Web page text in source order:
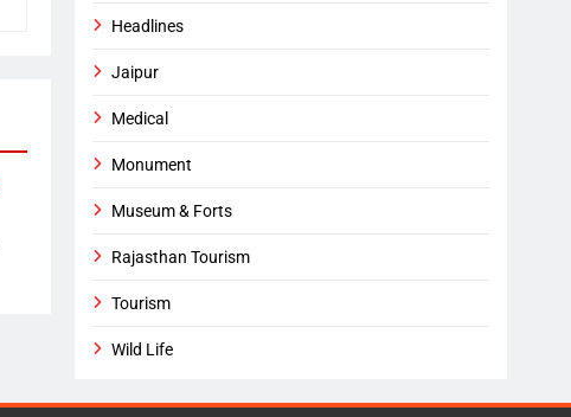
Headlines
Jaipur
Medical
Monument
Museum & Forts
Rajasthan Tourism
Tourism
Wild Life